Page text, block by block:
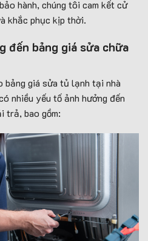
hành, chúng tôi cam kết cử
khắc phục kịp thời.
đến bảng giá sửa chữa
bảng giá sửa tủ lạnh tại nhà
nhiều yếu tố ảnh hưởng đến
trả, bao gồm: